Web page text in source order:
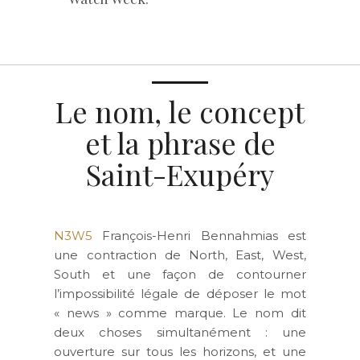
Le nom, le concept
et la phrase de
Saint-Exupéry
N3W5 François-Henri Bennahmias est
une contraction de North, East, West,
South et une façon de contourner
l’impossibilité légale de déposer le mot
« news » comme marque. Le nom dit
deux choses simultanément : une
ouverture sur tous les horizons, et une